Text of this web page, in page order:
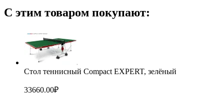
С этим товаром покупают:
Стол теннисный Compact EXPERT, зелёный
33660.00₽